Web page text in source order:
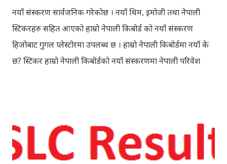
नयाँ संस्करण सार्वजनिक गरेकोछ । नयाँ थिम, इमोजी तथा नेपाली
स्टिकरहरु सहित आएको हाम्रो नेपाली किबोर्ड को नयाँ संस्करण
हिजोबाट गुगल प्लेस्टोरमा उपलब्ध छ । हाम्रो नेपाली किबोर्डमा नयाँ के
छ? स्टिकर हाम्रो नेपाली किबोर्डको नयाँ संस्करणमा नेपाली परिवेश
स्टिकरहरुले प्रयोगकर्तालाई नयाँ अनुभव दिनेछ । नेपाली पारा, हाम्रो
साथी, नयाँ वर्ष, संगी, हाम्रो कान्छा, हाम्रो कान्छी, नक्कली, र बौचा व
मैचासमेत गरी आठ किसिमका स्टिकरहरु समावेश गरिएकोछ । हाम्रो